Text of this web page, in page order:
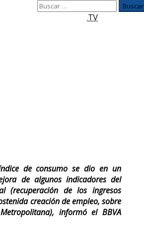
Buscar:
.TV
Índice Big Data de Consumo tuvo
desde febrero del 2023
Índice Big Data de
su primera expansión
2023
de consumo se dio en un
de algunos indicadores del
(recuperación de los ingresos
creación de empleo, sobre
informó el BBVA